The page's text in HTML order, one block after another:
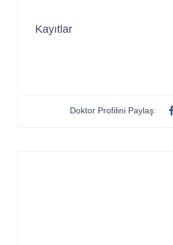
Kayıtlar
Doktor Profilini Paylaş: